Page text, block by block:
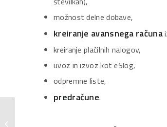
možnost delne dobave,
kreiranje avansnega računa
kreiranje plačilnih nalogov,
uvoz in izvoz kot eSlog,
odpremne liste,
predračune.